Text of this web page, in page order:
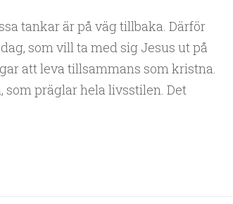
tankar är på väg tillbaka. Därför
som vill ta med sig Jesus ut på
att leva tillsammans som kristna.
som präglar hela livsstilen. Det